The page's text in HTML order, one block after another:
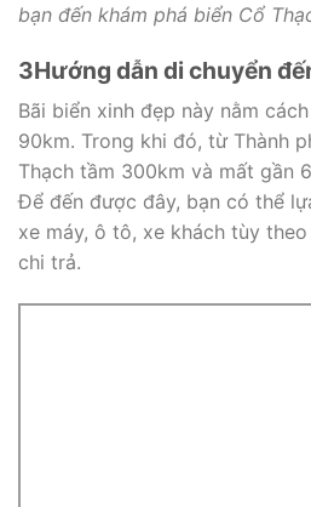
bạn đến khám phá biển Cổ
3Hướng dẫn di chuyển
Bãi biển xinh đẹp này nằm
90km. Trong khi đó, từ Thành
Thạch tầm 300km và mất gần
Để đến được đây, bạn có thể
xe máy, ô tô, xe khách tùy
chi trả.